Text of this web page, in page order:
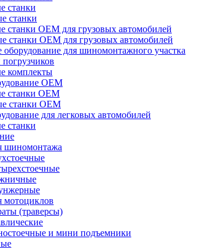
станки
станки
ОЕМ для грузовых автомобилей
станки ОЕМ для грузовых автомобилей
оборудование для шиномонтажного участка
комплекты
ОЕМ
станки ОЕМ
станки ОЕМ
для легковых автомобилей
станки
шиномонтажа
мотоциклов
(траверсы)
и мини подъемники